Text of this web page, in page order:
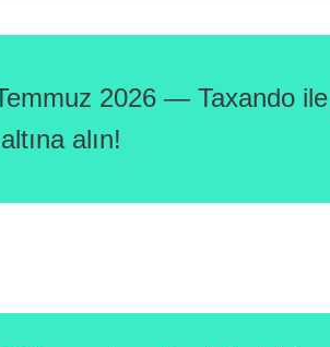
2026 — Taxando
altına alın!